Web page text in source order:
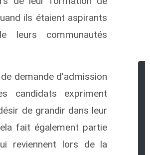
ils étaient aspirants
communautés
demande d’admission
candidats expriment
de grandir dans leur
fait également partie
reviennent lors de la